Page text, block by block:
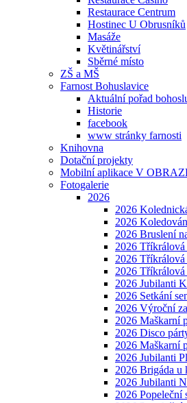
Restaurace Centrum
Hostinec U Obrusníků
Masáže
Květinářství
Sběrné místo
ZŠ a MŠ
Farnost Bohuslavice
Aktuální pořad
Historie
facebook
www stránky farnosti
Knihovna
Dotační projekty
Mobilní aplikace V
Fotogalerie
2026
2026
2026
2026 Bruslení
2026 Tříkrálová
2026
2026 Tříkrálová
2026 Jubilanti
2026 Setkání
2026 Výroční
2026 Maškarní
2026 Disco
2026 Maškarní
2026 Jubilanti
2026 Brigáda u
2026 Jubilanti
2026 Popeleční